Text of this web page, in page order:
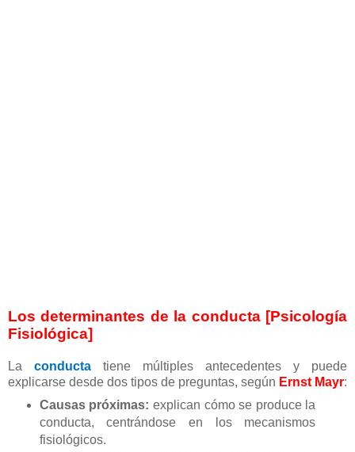
Los determinantes de la conducta [Psicología
Fisiológica]
La conducta tiene múltiples antecedentes y puede
explicarse desde dos tipos de preguntas, según Ernst Mayr:
Causas próximas: explican cómo se produce la
conducta, centrándose en los mecanismos
fisiológicos.